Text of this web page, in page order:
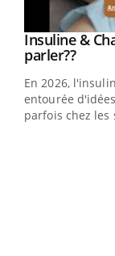
Youtube
Insuline &
parler??
En 2026,
entourée
parfois chez les